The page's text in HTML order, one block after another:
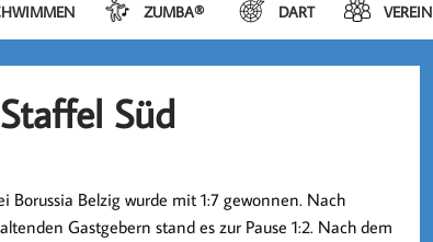
ZUMBA® DART VEREIN
Süd
Borussia Belzig wurde mit 1:7 gewonnen. Nach
Gastgebern stand es zur Pause 1:2. Nach dem